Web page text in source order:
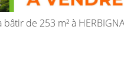
bâtir de 253 m² à